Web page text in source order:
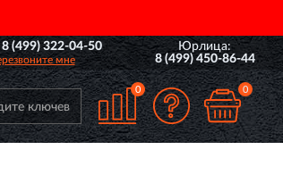
ДОСТАВИМПО ВСЕЙ РОССИИ
8 (499) 322-04-50
мне
Юрлица:
8 (499) 450-86-44
0 0